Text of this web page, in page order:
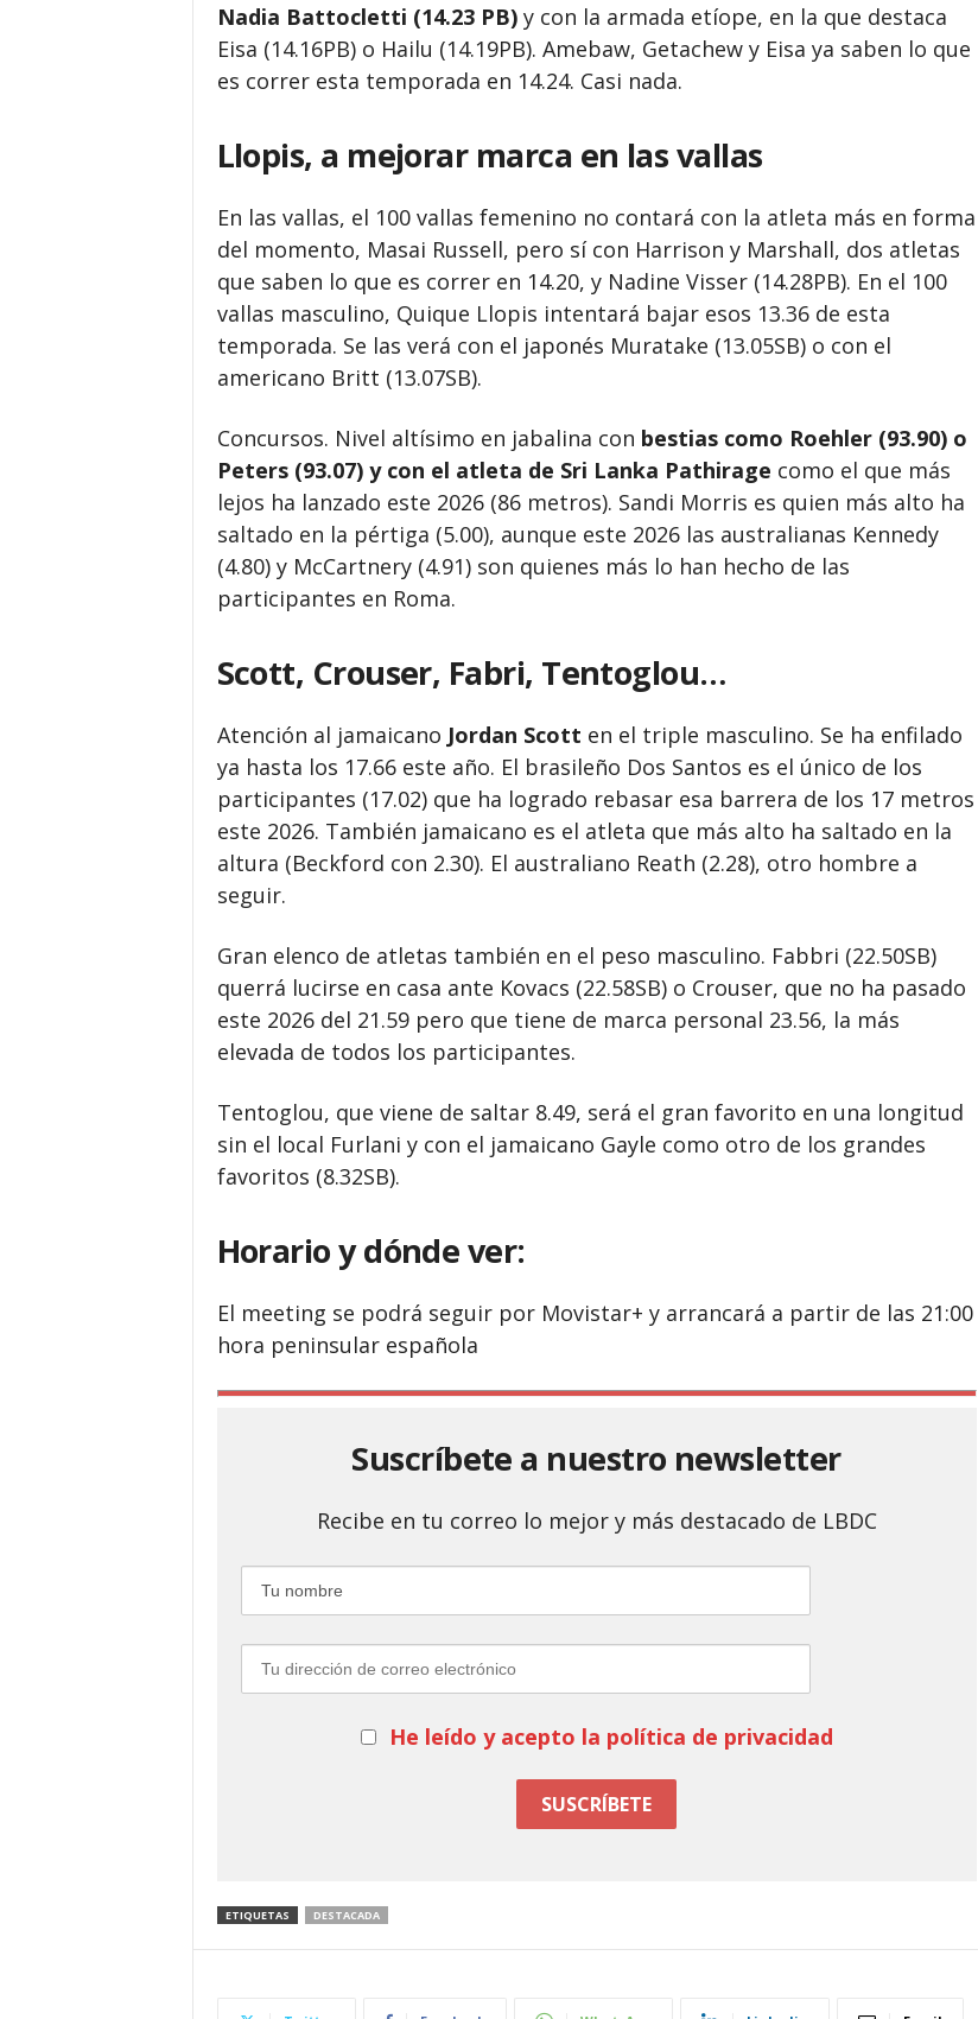
Nadia Battocletti (14.23 PB)y con la armada etíope, en la que destaca
Eisa (14.16PB) o Hailu (14.19PB). Amebaw, Getachew y Eisa ya saben lo que
es correr esta temporada en 14.24. Casi nada.
Llopis, a mejorar marca en las vallas
En las vallas, el 100 vallas femenino no contará con la atleta más en forma
del momento, Masai Russell, pero sí con Harrison y Marshall, dos atletas
que saben lo que es correr en 14.20, y Nadine Visser (14.28PB). En el 100
vallas masculino, Quique Llopis intentará bajar esos 13.36 de esta
temporada. Se las verá con el japonés Muratake (13.05SB) o con el
americano Britt (13.07SB).
Concursos. Nivel altísimo en jabalina con bestias como Roehler (93.90) o
Peters (93.07) y con el atleta de Sri Lanka Pathirage como el que más
lejos ha lanzado este 2026 (86 metros). Sandi Morris es quien más alto ha
saltado en la pértiga (5.00), aunque este 2026 las australianas Kennedy
(4.80) y McCartnery (4.91) son quienes más lo han hecho de las
participantes en Roma.
Scott, Crouser, Fabri, Tentoglou…
Atención al jamaicano Jordan Scott en el triple masculino. Se ha enfilado
ya hasta los 17.66 este año. El brasileño Dos Santos es el único de los
participantes (17.02) que ha logrado rebasar esa barrera de los 17 metros
este 2026. También jamaicano es el atleta que más alto ha saltado en la
altura (Beckford con 2.30). El australiano Reath (2.28), otro hombre a
seguir.
Gran elenco de atletas también en el peso masculino. Fabbri (22.50SB)
querrá lucirse en casa ante Kovacs (22.58SB) o Crouser, que no ha pasado
este 2026 del 21.59 pero que tiene de marca personal 23.56, la más
elevada de todos los participantes.
Tentoglou, que viene de saltar 8.49, será el gran favorito en una longitud
sin el local Furlani y con el jamaicano Gayle como otro de los grandes
favoritos (8.32SB).
Horario y dónde ver:
El meeting se podrá seguir por Movistar+ y arrancará a partir de las 21:00
hora peninsular española
Suscríbete a nuestro newsletter
Recibe en tu correo lo mejor y más destacado de LBDC
He leído y acepto la política de privacidad
ETIQUETAS DESTACADA